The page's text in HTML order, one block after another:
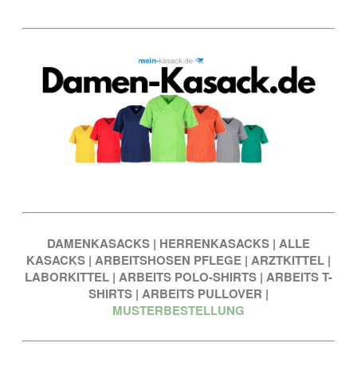
DAMENKASACKS | HERRENKASACKS | ALLE
KASACKS | ARBEITSHOSEN PFLEGE | ARZTKITTEL |
LABORKITTEL | ARBEITS POLO-SHIRTS | ARBEITS T-
SHIRTS | ARBEITS PULLOVER |
MUSTERBESTELLUNG